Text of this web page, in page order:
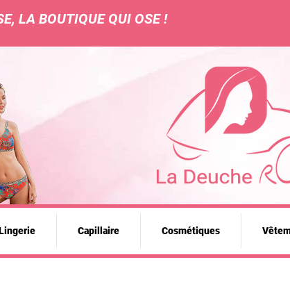
LA BOUTIQUE QUI OSE !
Capillaire Cosmétiques